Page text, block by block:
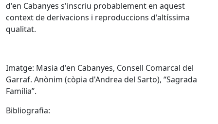
d'en Cabanyes s'inscriu probablement en aquest
context de derivacions i reproduccions d'altíssima
qualitat.
Imatge: Masia d'en Cabanyes, Consell Comarcal del
Garraf. Anònim (còpia d'Andrea del Sarto), “Sagrada
Família”.
Bibliografia: